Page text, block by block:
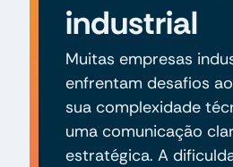
industrial
Muitas empresas
enfrentam desafios
sua complexidade
uma comunicação
estratégica. A